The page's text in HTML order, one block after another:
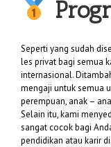
Seperti yang sudah
les privat bagi semua
internasional.
mengaji untuk semua
perempuan, anak –
Selain itu, kami
sangat cocok bagi
pendidikan atau karir